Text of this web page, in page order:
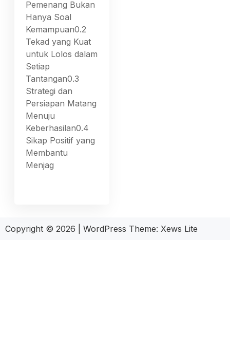
Pemenang Bukan
Hanya Soal
Kemampuan0.2
Tekad yang Kuat
untuk Lolos dalam
Setiap
Tantangan0.3
Strategi dan
Persiapan Matang
Menuju
Keberhasilan0.4
Sikap Positif yang
Membantu
Menjag
Copyright © 2026 WordPress Theme: Xews Lite